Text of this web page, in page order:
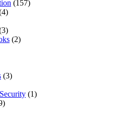
(157)
(2)
(3)
(1)